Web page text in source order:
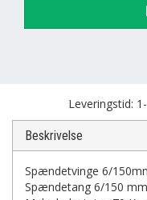
Leveringstid:
Beskrivelse
Spændetvinge 6/
Spændetang 6/150